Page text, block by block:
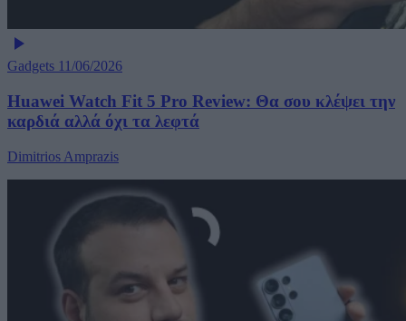
Gadgets 11/06/2026
Huawei Watch Fit 5 Pro Review: Θα σου κλέψει την
καρδιά αλλά όχι τα λεφτά
Dimitrios Amprazis